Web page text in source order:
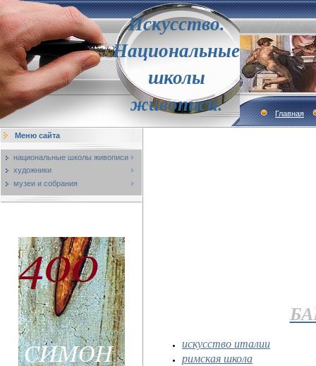
Искусство.
Национальные
школы
живописи.
Главная
Меню сайта
национальные школы живописи
художники
музеи и собрания
искусство италии
римская школа